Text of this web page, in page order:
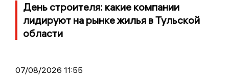
День строителя: какие компании
лидируют на рынке жилья в Тульской
области
07/08/2026 11:55